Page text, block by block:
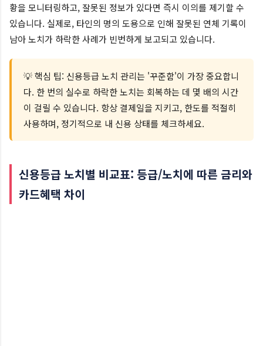
황을 모니터링하고, 잘못된 정보가 있다면 즉시 이의를 제기할 수
있습니다. 실제로, 타인의 명의 도용으로 인해 잘못된 연체 기록이
남아 노치가 하락한 사례가 빈번하게 보고되고 있습니다.
💡 핵심 팁: 신용등급 노치 관리는 '꾸준함'이 가장 중요합니
다. 한 번의 실수로 하락한 노치는 회복하는 데 몇 배의 시간
이 걸릴 수 있습니다. 항상 결제일을 지키고, 한도를 적절히
사용하며, 정기적으로 내 신용 상태를 체크하세요.
신용등급 노치별 비교표: 등급/노치에 따른 금리와
카드혜택 차이